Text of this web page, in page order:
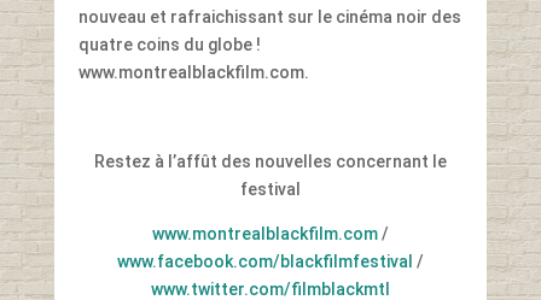
nouveau et rafraichissant sur le cinéma noir des
quatre coins du globe !
www.montrealblackfilm.com.
Restez à l’affût des nouvelles concernant le
festival
www.montrealblackfilm.com/
www.facebook.com/blackfilmfestival /
www.twitter.com/filmblackmtl